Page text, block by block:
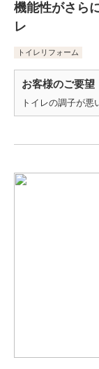
機能性がさら
レ
トイレリフォーム
お客様のご要望
トイレの調子が悪